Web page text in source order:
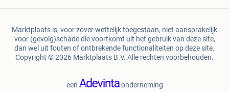
Marktplaats is, voor zover wettelijk toegestaan, niet aansprakelijk
voor (gevolg)schade die voortkomt uit het gebruik van deze site,
dan wel uit fouten of ontbrekende functionaliteiten op deze site.
Copyright © 2026 Marktplaats B.V. Alle rechten voorbehouden.
een onderneming